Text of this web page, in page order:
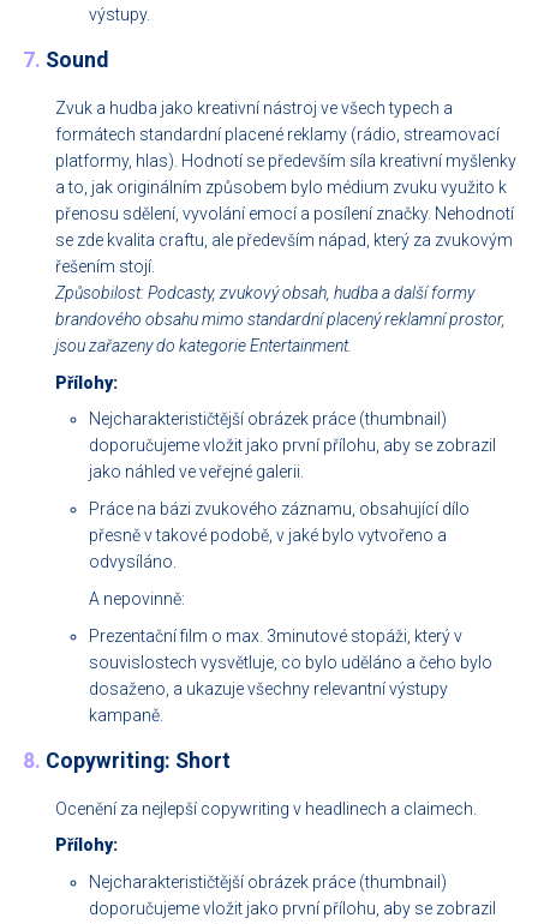
výstupy.
7. Sound
Zvuk a hudba jako kreativní nástroj ve všech typech a
formátech standardní placené reklamy (rádio, streamovací
platformy, hlas). Hodnotí se především síla kreativní myšlenky
a to, jak originálním způsobem bylo médium zvuku využito k
přenosu sdělení, vyvolání emocí a posílení značky. Nehodnotí
se zde kvalita craftu, ale především nápad, který za zvukovým
řešením stojí.
Způsobilost: Podcasty, zvukový obsah, hudba a další formy
brandového obsahu mimo standardní placený reklamní prostor,
jsou zařazeny do kategorie Entertainment.
Přílohy:
Nejcharakterističtější obrázek práce (thumbnail)
doporučujeme vložit jako první přílohu, aby se zobrazil
jako náhled ve veřejné galerii.
Práce na bázi zvukového záznamu, obsahující dílo
přesně v takové podobě, v jaké bylo vytvořeno a
odvysíláno.
A nepovinně:
Prezentační film o max. 3minutové stopáži, který v
souvislostech vysvětluje, co bylo uděláno a čeho bylo
dosaženo, a ukazuje všechny relevantní výstupy
kampaně.
8. Copywriting: Short
Ocenění za nejlepší copywriting v headlinech a claimech.
Přílohy:
Nejcharakterističtější obrázek práce (thumbnail)
doporučujeme vložit jako první přílohu, aby se zobrazil